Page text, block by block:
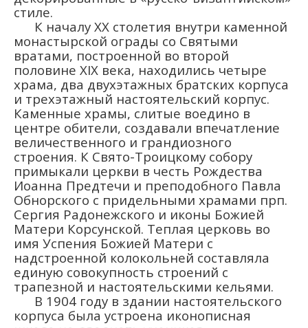
стиле.
К началу ХХ столетия внутри каменной
монастырской ограды со Святыми
вратами, построенной во второй
половине ХIХ века, находились четыре
храма, два двухэтажных братских корпуса
и трехэтажный настоятельский корпус.
Каменные храмы, слитые воедино в
центре обители, создавали впечатление
величественного и грандиозного
строения. К Свято-Троицкому собору
примыкали церкви в честь Рождества
Иоанна Предтечи и преподобного Павла
Обнорского с придельными храмами прп.
Сергия Радонежского и иконы Божией
Матери Корсунской. Теплая церковь во
имя Успения Божией Матери с
надстроенной колокольней составляла
единую совокупность строений с
трапезной и настоятельскими кельями.
В 1904 году в здании настоятельского
корпуса была устроена иконописная